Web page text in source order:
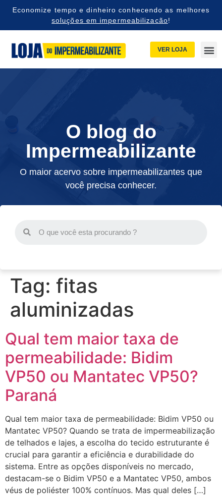
Economize tempo e dinheiro conhecendo as melhores
soluções em impermeabilizacão!
VER LOJA
O blog do
Impermeabilizante
O maior acervo sobre impermeabilizantes que
você precisa conhecer.
Tag: fitas
aluminizadas
Qual tem maior taxa de
permeabilidade: Bidim
VP50 ou Mantatec VP50?
Paraná
Qual tem maior taxa de permeabilidade: Bidim VP50 ou
Mantatec VP50? Quando se trata de impermeabilização
de telhados e lajes, a escolha do tecido estruturante é
crucial para garantir a eficiência e durabilidade do
sistema. Entre as opções disponíveis no mercado,
destacam-se o Bidim VP50 e a Mantatec VP50, ambos
véus de poliéster 100% contínuos. Mas qual deles […]